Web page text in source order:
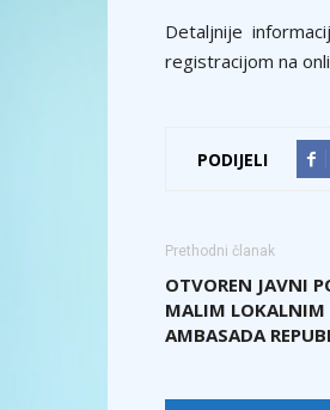
Detaljnije
registracijom na
PODIJELI
Prethodni članak
OTVOREN JAVNI
MALIM LOKALNIM
AMBASADA